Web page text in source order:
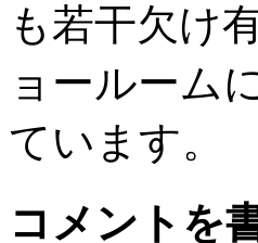
も若干欠け
ョールーム
ています。
コメントを